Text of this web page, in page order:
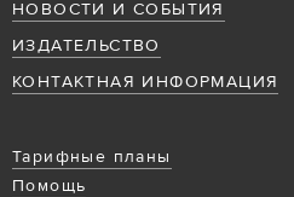
НОВОСТИ И СОБЫТИЯ
ИЗДАТЕЛЬСТВО
КОНТАКТНАЯ ИНФОРМАЦИЯ
Тарифные планы
Помощь